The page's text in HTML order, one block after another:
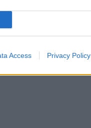
Access Privacy Policy